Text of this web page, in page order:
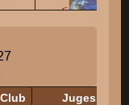
Juges